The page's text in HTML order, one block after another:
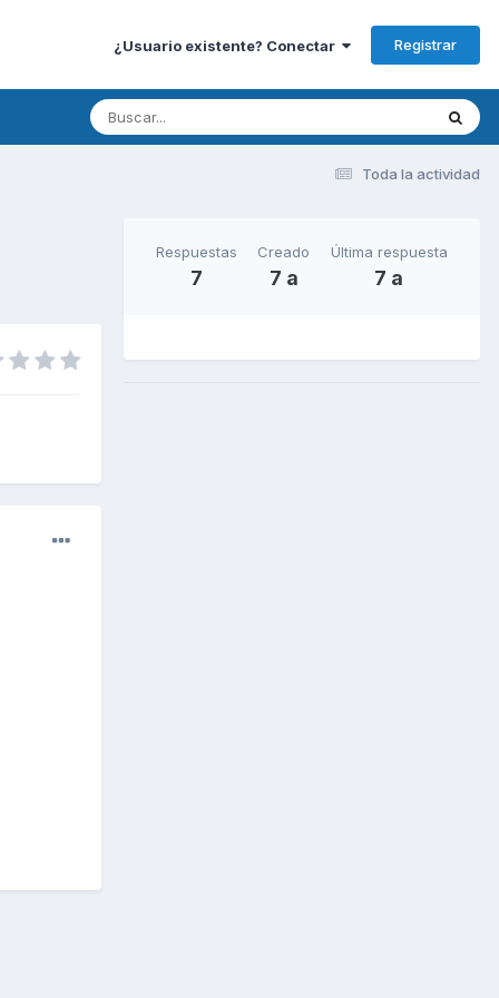
¿Usuario existente? Conectar Registrar
Toda la actividad
Respuestas
7
Creado
7 a
Última respuesta
7 a